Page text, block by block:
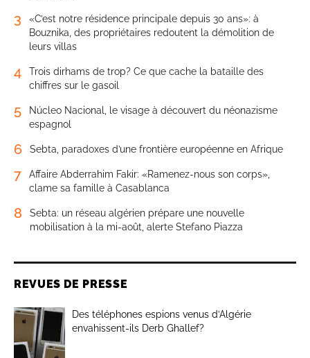
3
«C’est notre résidence principale depuis 30 ans»: à
Bouznika, des propriétaires redoutent la démolition de
leurs villas
4
Trois dirhams de trop? Ce que cache la bataille des
chiffres sur le gasoil
5
Núcleo Nacional, le visage à découvert du néonazisme
espagnol
6 Sebta, paradoxes d’une frontière européenne en Afrique
7
Affaire Abderrahim Fakir: «Ramenez-nous son corps»,
clame sa famille à Casablanca
8
Sebta: un réseau algérien prépare une nouvelle
mobilisation à la mi-août, alerte Stefano Piazza
REVUES DE PRESSE
Des téléphones espions venus d’Algérie
envahissent-ils Derb Ghallef?